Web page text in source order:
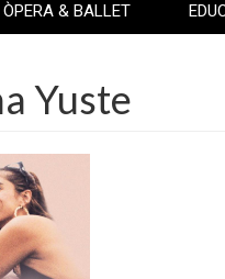
ÒPERA & BALLET
Yuste